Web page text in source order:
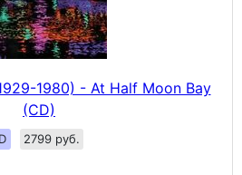
1980) - At Half Moon Bay
(CD)
2799 руб.